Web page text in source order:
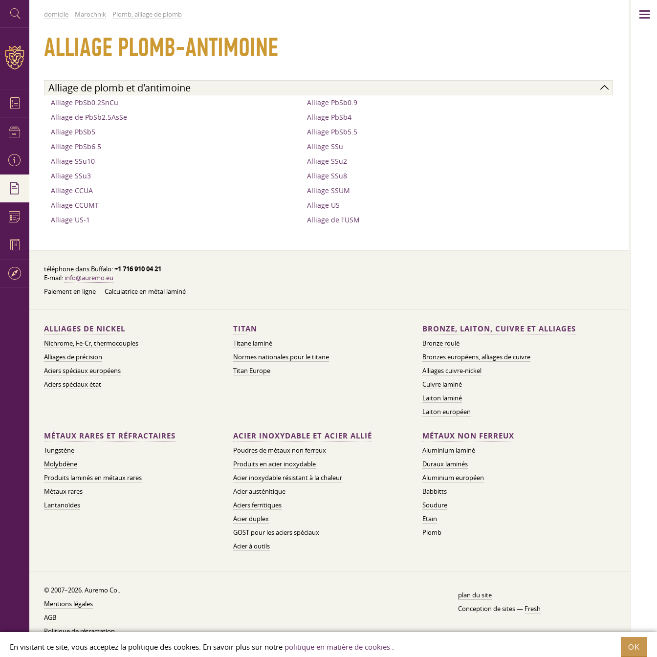
En visitant ce site, vous acceptez la politique des cookies. En savoir plus sur notre politique en matière de cookies . OK
domicile Marochnik Plomb, alliage de plomb
ALLIAGE PLOMB-ANTIMOINE
Alliage de plomb et d'antimoine
Alliage PbSb0.2SnCu
Alliage PbSb0.9
Alliage de PbSb2.5AsSe
Alliage PbSb4
Alliage PbSb5
Alliage PbSb5.5
Alliage PbSb6.5
Alliage SSu
Alliage SSu10
Alliage SSu2
Alliage SSu3
Alliage SSu8
Alliage CCUA
Alliage SSUM
Alliage CCUMT
Alliage US
Alliage US-1
Alliage de l'USM
téléphone dans Buffalo:+1 716 910 04 21
E-mail: info@auremo.eu
Paiement en ligne
Calculatrice en métal laminé
ALLIAGES DE NICKEL
Nichrome, Fe-Cr, thermocouples
Alliages de précision
Aciers spéciaux européens
Aciers spéciaux état
TITAN
Titane laminé
Normes nationales pour le titane
Titan Europe
BRONZE, LAITON, CUIVRE ET ALLIAGES
Bronze roulé
Bronzes européens, alliages de cuivre
Alliages cuivre-nickel
Cuivre laminé
Laiton laminé
Laiton européen
MÉTAUX RARES ET RÉFRACTAIRES
Tungstène
Molybdène
Produits laminés en métaux rares
Métaux rares
Lantanoïdes
ACIER INOXYDABLE ET ACIER ALLIÉ
Poudres de métaux non ferreux
Produits en acier inoxydable
Acier inoxydable résistant à la chaleur
Acier austénitique
Aciers ferritiques
Acier duplex
GOST pour les aciers spéciaux
Acier à outils
MÉTAUX NON FERREUX
Aluminium laminé
Duraux laminés
Aluminium européen
Babbitts
Soudure
Etain
Plomb
© 2007–2026. Auremo Co..
Mentions légales
AGB
Politique de rétractation
Politique de confidentialité
plan du site
Conception de sites — Fresh